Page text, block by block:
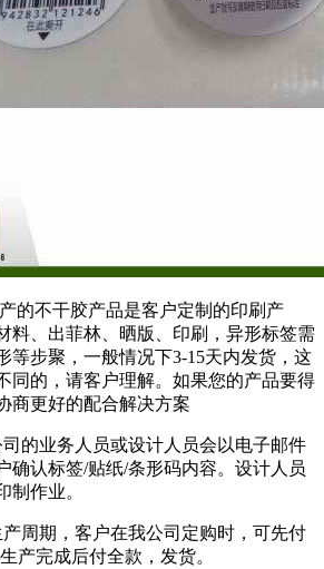
的不干胶产品是客户定制的印刷产
料、出菲林、晒版、印刷，异形标签需
等步聚，一般情况下3-15天内发货，这
同的，请客户理解。如果您的产品要得
商更好的配合解决方案
的业务人员或设计人员会以电子邮件
确认标签/贴纸/条形码内容。设计人员
制作业。
周期，客户在我公司定购时，可先付
产完成后付全款，发货。